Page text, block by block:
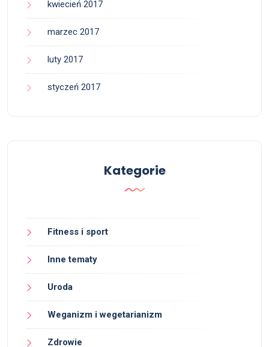
kwiecień 2017
marzec 2017
luty 2017
styczeń 2017
Kategorie
Fitness i sport
Inne tematy
Uroda
Weganizm i wegetarianizm
Zdrowie